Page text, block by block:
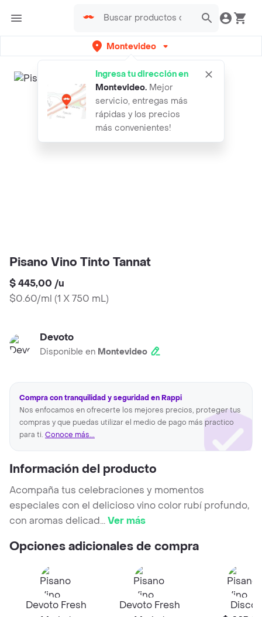
Montevideo
Ingresa tu dirección en
Montevideo. Mejor
servicio, entregas más
rápidas y los precios
más convenientes!
Pisano Vino Tinto Tannat
$ 445,00 /u
$0.60/ml (1 X 750 mL)
Devoto
Disponible en Montevideo
Compra con tranquilidad y seguridad en Rappi
Nos enfocamos en ofrecerte los mejores precios, proteger tus
compras y que puedas utilizar el medio de pago más practico
para ti. Conoce más...
Información del producto
Acompaña tus celebraciones y momentos
especiales con el delicioso vino color rubí profundo,
con aromas delicad...Ver más
Opciones adicionales de compra
Devoto Fresh
Devoto Fresh
Disco